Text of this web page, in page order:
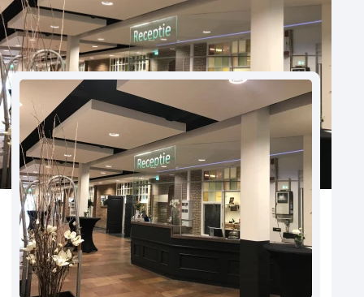
Meld locatie aan
Nieuws
Reviews (5⭐️)
Contact
Aantal hotelkamers
56
Hotelclassificatie